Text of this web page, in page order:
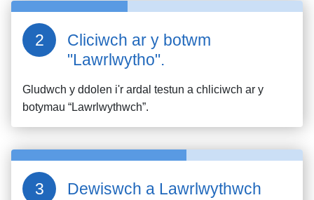
Cliciwch ar y botwm
"Lawrlwytho".
Gludwch y ddolen i'r ardal testun a chliciwch ar y
botymau “Lawrlwythwch”.
Dewiswch a Lawrlwythwch